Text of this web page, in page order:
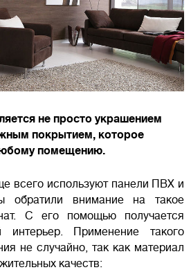
не просто украшением
покрытием, которое
помещению.
всего используют панели ПВХ и
обратили внимание на такое
С его помощью получается
интерьер. Применение такого
не случайно, так как материал
качеств: